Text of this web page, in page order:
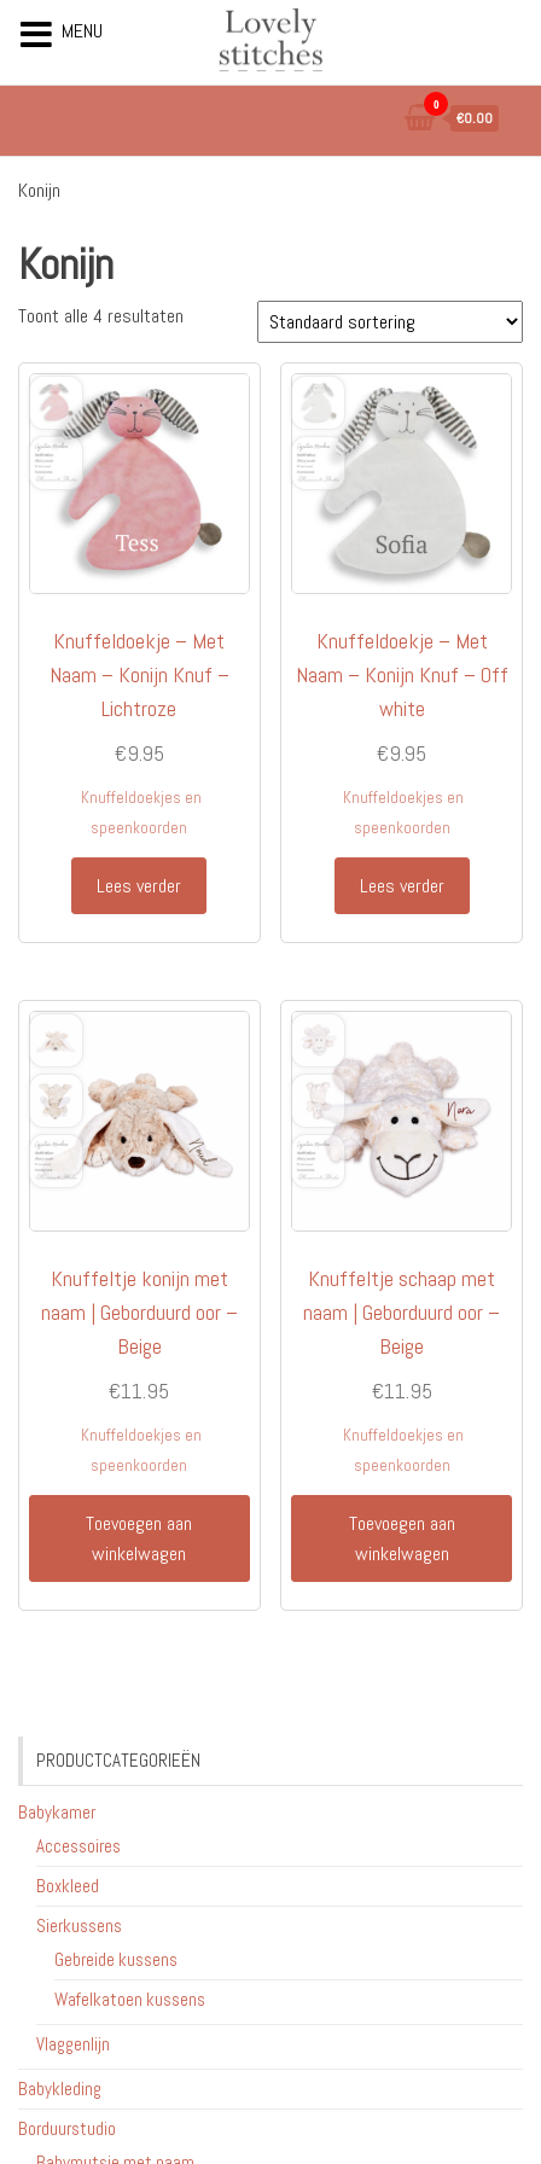
de
inhoud
0
€0.00
Konijn
Konijn
Toont alle 4 resultaten
Knuffeldoekje – Met
Naam – Konijn Knuf –
Lichtroze
€9.95
Knuffeldoekjes en
speenkoorden
Lees verder
Knuffeldoekje – Met
Naam – Konijn Knuf – Off
white
€9.95
Knuffeldoekjes en
speenkoorden
Lees verder
Knuffeltje konijn met
naam | Geborduurd oor –
Beige
€11.95
Knuffeldoekjes en
speenkoorden
Toevoegen aan
winkelwagen
Knuffeltje schaap met
naam | Geborduurd oor –
Beige
€11.95
Knuffeldoekjes en
speenkoorden
Toevoegen aan
winkelwagen
PRODUCTCATEGORIEËN
Babykamer
Accessoires
Boxkleed
Sierkussens
Gebreide kussens
Wafelkatoen kussens
Vlaggenlijn
Babykleding
Borduurstudio
MENU